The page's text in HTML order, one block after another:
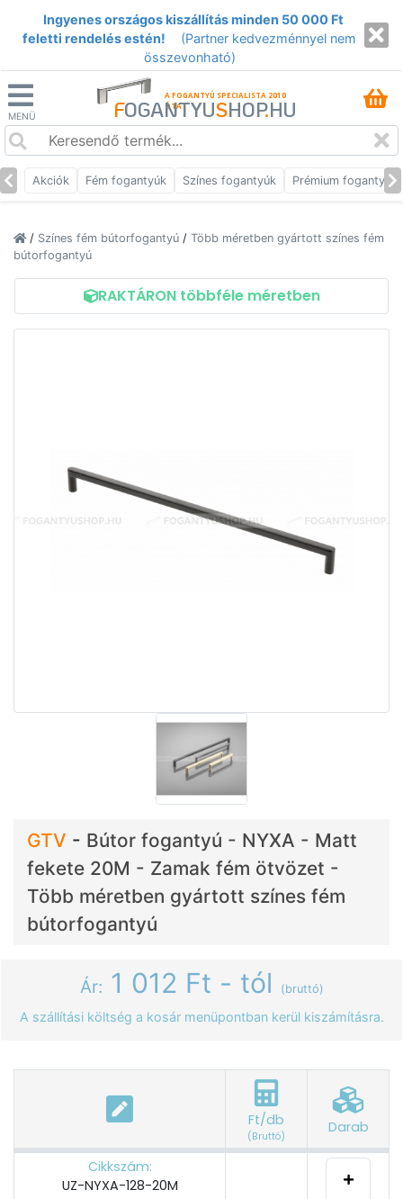
Ingyenes országos kiszállítás minden 50 000 Ft
feletti rendelés estén!
(Partner kedvezménnyel nem
összevonható)
MENÜ
A FOGANTYÚ SPECIALISTA 2010
ÓTA
FOGANTYUSHOP.HU
Akciók Fém fogantyúk Színes fogantyúk Prémium fogantyúk
/ Színes fém bútorfogantyú / Több méretben gyártott színes fém
bútorfogantyú
RAKTÁRON többféle méretben
GTV - Bútor fogantyú - NYXA - Matt
fekete 20M - Zamak fém ötvözet -
Több méretben gyártott színes fém
bútorfogantyú
Ár: 1 012 Ft - tól (bruttó)
A szállítási költség a kosár menüpontban kerül kiszámításra.
Ft/db
(Bruttó)
Darab
Cikkszám:
UZ-NYXA-128-20M